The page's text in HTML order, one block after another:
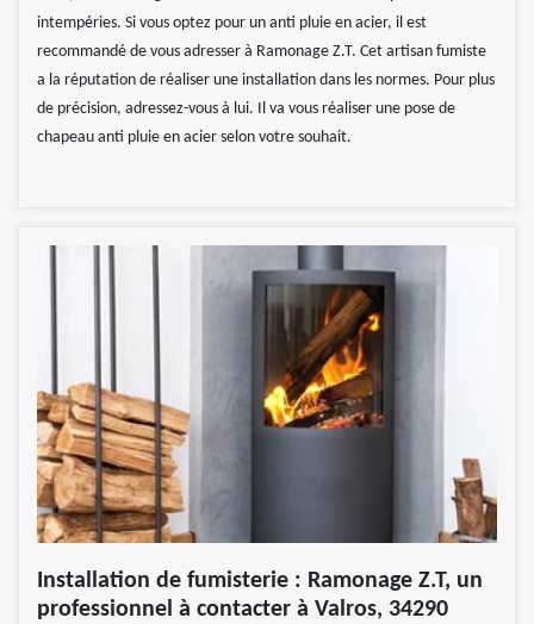
intempéries. Si vous optez pour un anti pluie en acier, il est
recommandé de vous adresser à Ramonage Z.T. Cet artisan fumiste
a la réputation de réaliser une installation dans les normes. Pour plus
de précision, adressez-vous à lui. Il va vous réaliser une pose de
chapeau anti pluie en acier selon votre souhait.
Installation de fumisterie : Ramonage Z.T, un
professionnel à contacter à Valros, 34290